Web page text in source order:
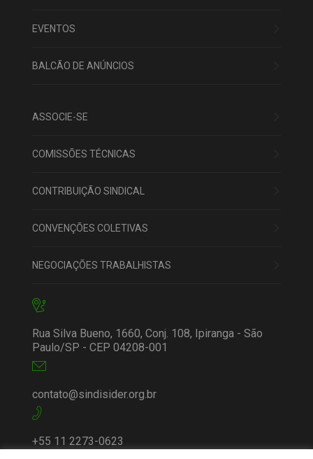
EVENTOS
BALCÃO DE ANÚNCIOS
ASSOCIE-SE
COMISSÕES TÉCNICAS
CONTRIBUIÇÃO SINDICAL
CONVENÇÕES COLETIVAS
NEGOCIAÇÕES TRABALHISTAS
Rua Silva Bueno, 1660, Conj. 108, Ipiranga - São
Paulo/SP - CEP 04208-001
contato@sindisider.org.br
+55 11 2273-0623